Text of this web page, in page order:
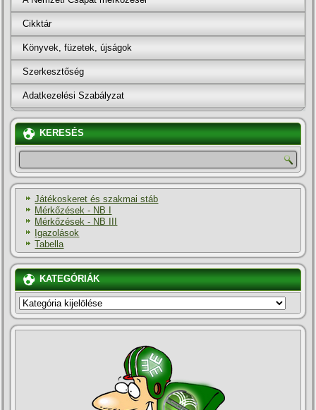
Cikktár
Könyvek, füzetek, újságok
Szerkesztőség
Adatkezelési Szabályzat
KERESÉS
Játékoskeret és szakmai stáb
Mérkőzések - NB I
Mérkőzések - NB III
Igazolások
Tabella
KATEGÓRIÁK
KATEGÓRIÁK